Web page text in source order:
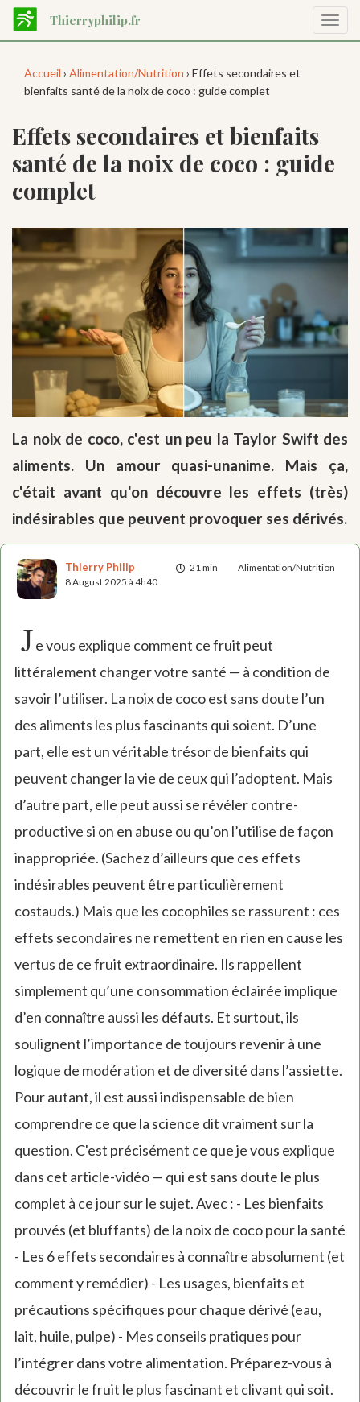
Aller
contenu
Thierryphilip.fr
la
Accueil › Alimentation/Nutrition › Effets secondaires et
bienfaits santé de la noix de coco : guide complet
Effets secondaires et bienfaits
santé de la noix de coco : guide
complet
La noix de coco, c'est un peu la Taylor Swift des
aliments. Un amour quasi-unanime. Mais ça,
c'était avant qu'on découvre les effets (très)
indésirables que peuvent provoquer ses dérivés.
21 min Alimentation/Nutrition
Thierry Philip
8 August 2025 à 4h40
Je vous explique comment ce fruit peut
littéralement changer votre santé — à condition de
savoir l’utiliser. La noix de coco est sans doute l’un
des aliments les plus fascinants qui soient. D’une
part, elle est un véritable trésor de bienfaits qui
peuvent changer la vie de ceux qui l’adoptent. Mais
d’autre part, elle peut aussi se révéler contre-
productive si on en abuse ou qu’on l’utilise de façon
inappropriée. (Sachez d’ailleurs que ces effets
indésirables peuvent être particulièrement
costauds.) Mais que les cocophiles se rassurent : ces
effets secondaires ne remettent en rien en cause les
vertus de ce fruit extraordinaire. Ils rappellent
simplement qu’une consommation éclairée implique
d’en connaître aussi les défauts. Et surtout, ils
soulignent l’importance de toujours revenir à une
logique de modération et de diversité dans l’assiette.
Pour autant, il est aussi indispensable de bien
comprendre ce que la science dit vraiment sur la
question. C'est précisément ce que je vous explique
dans cet article-vidéo — qui est sans doute le plus
complet à ce jour sur le sujet. Avec : - Les bienfaits
prouvés (et bluffants) de la noix de coco pour la santé
- Les 6 effets secondaires à connaître absolument (et
comment y remédier) - Les usages, bienfaits et
précautions spécifiques pour chaque dérivé (eau,
lait, huile, pulpe) - Mes conseils pratiques pour
l’intégrer dans votre alimentation. Préparez-vous à
découvrir le fruit le plus fascinant et clivant qui soit.